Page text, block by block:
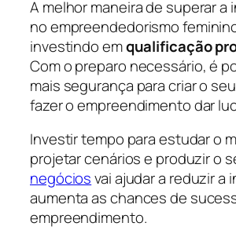
A melhor maneira de superar a
no empreendedorismo
investindo emqualificação
Com o preparo necessário, é
mais segurança para criar o
fazer o empreendimento dar
Investir tempo para estudar o
projetar cenários e produzir o
negóciosvai ajudar a reduzir a
aumenta as chances de
empreendimento.